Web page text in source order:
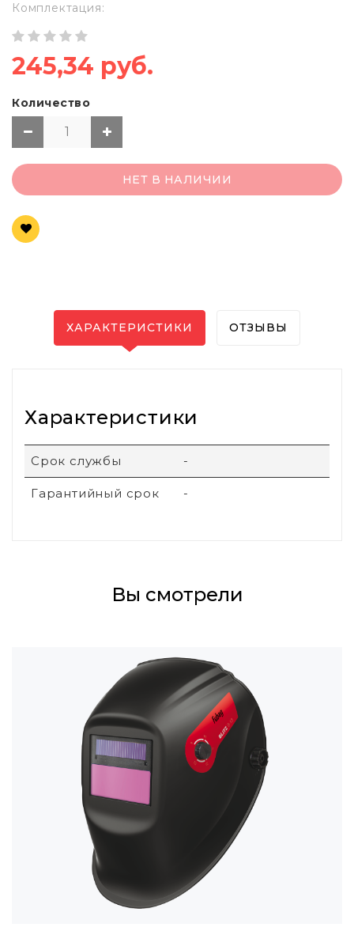
Комплектация:
245,34 руб.
Количество
НЕТ В НАЛИЧИИ
ХАРАКТЕРИСТИКИ ОТЗЫВЫ
Характеристики
Срок службы -
Гарантийный срок -
Вы смотрели